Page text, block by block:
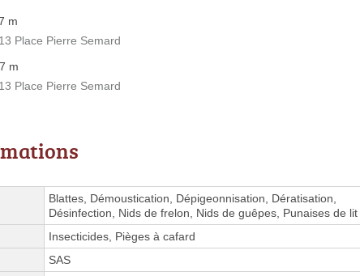
m
Place Pierre Semard
m
Place Pierre Semard
Blattes, Démoustication, Dépigeonnisation, Dératisation,
Désinfection, Nids de frelon, Nids de guêpes, Punaises de lit
Insecticides, Pièges à cafard
SAS